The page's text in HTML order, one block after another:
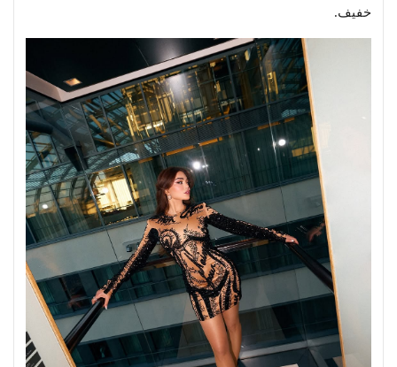
خفيف.